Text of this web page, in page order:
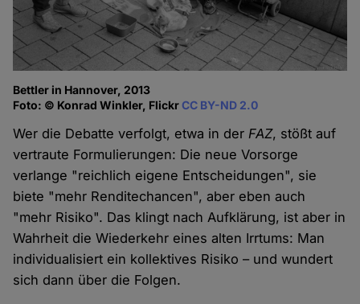
Bettler in Hannover, 2013
Foto: © Konrad Winkler, FlickrCC BY-ND 2.0
Wer die Debatte verfolgt, etwa in der FAZ, stößt auf
vertraute Formulierungen: Die neue Vorsorge
verlange "reichlich eigene Entscheidungen", sie
biete "mehr Renditechancen", aber eben auch
"mehr Risiko". Das klingt nach Aufklärung, ist aber in
Wahrheit die Wiederkehr eines alten Irrtums: Man
individualisiert ein kollektives Risiko – und wundert
sich dann über die Folgen.